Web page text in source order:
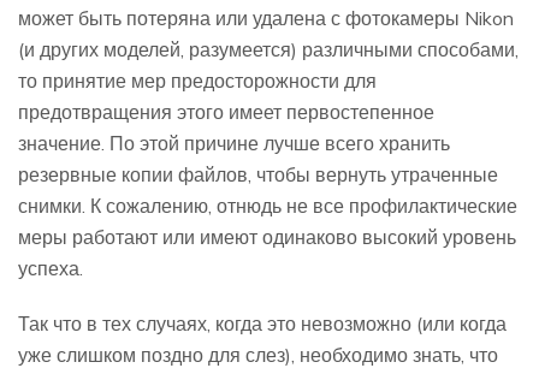
может быть потеряна или удалена с фотокамеры Nikon
(и других моделей, разумеется) различными способами,
то принятие мер предосторожности для
предотвращения этого имеет первостепенное
значение. По этой причине лучше всего хранить
резервные копии файлов, чтобы вернуть утраченные
снимки. К сожалению, отнюдь не все профилактические
меры работают или имеют одинаково высокий уровень
успеха.
Так что в тех случаях, когда это невозможно (или когда
уже слишком поздно для слез), необходимо знать, что